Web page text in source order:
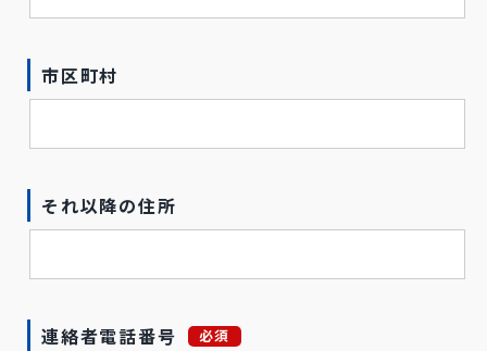
市区町村
それ以降の住所
連絡者電話番号 必須